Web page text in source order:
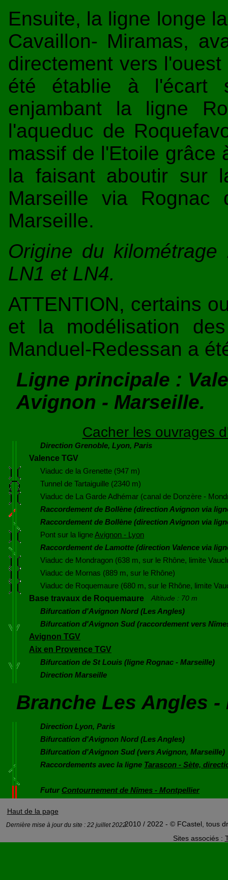
Ensuite, la ligne longe
Cavaillon- Miramas,
directement vers
été établie à l'écart
enjambant la ligne
l'aqueduc de
massif de l'Etoile grâce
la faisant aboutir sur
Marseille via
Marseille.
Origine du
LN1 et LN4.
ATTENTION, certains
et la modélisation
Manduel-Redessan a
Ligne principale :
Avignon - Marseille.
Cacher les ouvrages
Direction Grenoble, Lyon, Paris
Valence TGV
Viaduc de la Grenette (947 m)
Tunnel de Tartaiguille (2340 m)
Viaduc de La Garde Adhémar (canal de Donzère -
Raccordement de Bollène (direction Avignon via
Raccordement de Bollène (direction Avignon via
Pont sur la ligneAvignon - Lyon
Raccordement de Lamotte (direction Valence via
Viaduc de Mondragon (638 m, sur le Rhône, limite
Viaduc de Mornas (889 m, sur le Rhône)
Viaduc de Roquemaure (680 m, sur le Rhône, limite
Base travaux de Roquemaure
Altitude : 70 m
Bifurcation d'Avignon Nord (Les Angles)
Bifurcation d'Avignon Sud (raccordement vers
Avignon TGV
Aix en Provence TGV
Bifurcation de St Louis (ligne Rognac - Marseille)
Direction Marseille
Branche Les Angles
Direction Lyon, Paris
Bifurcation d'Avignon Nord (Les Angles)
Bifurcation d'Avignon Sud (vers Avignon, Marseille)
Raccordements avec la ligne Tarascon - Sète,
FuturContournement de Nîmes - Montpellier
Haut de la page
Dernière mise à jour du site : 22 juillet 20222010 / 2022 - © FCastel, tous
Sites associés :